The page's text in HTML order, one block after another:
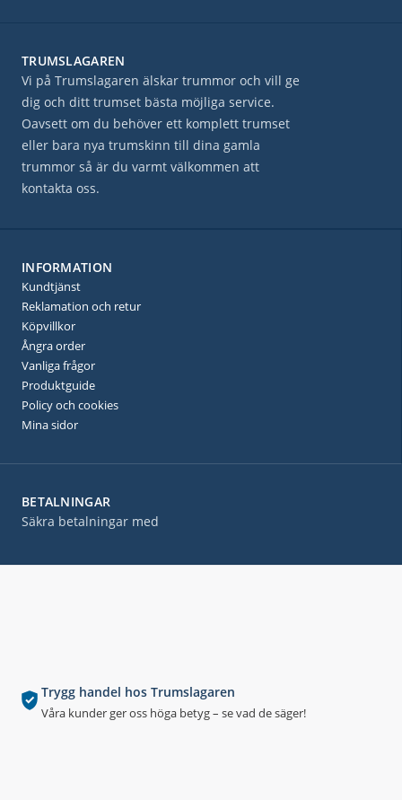
Trygg handel hos Trumslagaren
Våra kunder ger oss höga betyg – se vad de säger!
BETALNINGAR
Säkra betalningar med
TRUMSLAGAREN
Vi på Trumslagaren älskar trummor och vill ge
dig och ditt trumset bästa möjliga service.
Oavsett om du behöver ett komplett trumset
eller bara nya trumskinn till dina gamla
trummor så är du varmt välkommen att
kontakta oss.
INFORMATION
Kundtjänst
Reklamation och retur
Köpvillkor
Ångra order
Vanliga frågor
Produktguide
Policy och cookies
Mina sidor